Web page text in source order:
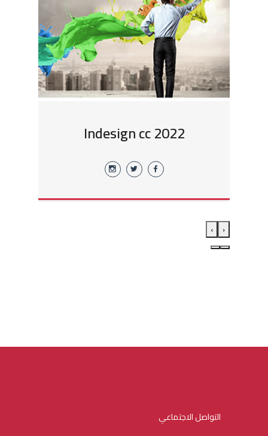
Indesign cc 2022
‹
›
التواصل الاجتماعي